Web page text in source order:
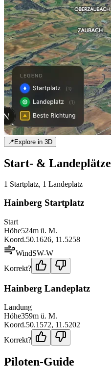
📍Explore in 3D
Start- & Landeplätze
1 Startplatz, 1 Landeplatz
Hainberg Startplatz
Start
Höhe524m ü. M.
Koord.50.1626, 11.5258
WindSW-W
Korrekt?
Hainberg Landeplatz
Landung
Höhe359m ü. M.
Koord.50.1572, 11.5202
Korrekt?
Piloten-Guide